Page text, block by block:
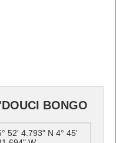
BONGO
52' 4.793" N 4° 45'